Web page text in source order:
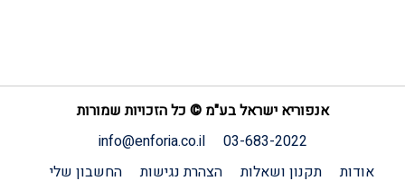
אנפוריא ישראל בע"מ © כל הזכויות שמורות
03-683-2022
info@enforia.co.il
אודות
תקנון ושאלות הצהרת נגישות
החשבון שלי